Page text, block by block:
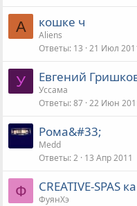
A кошке ч
Aliens
Ответы 13 21 Июл
У Евгений
Уссама
Ответы 87 22 Июн
Рома&#33;
Medd
Ответы 2 13 Апр 2011
Ф CREATIVE-SPAS
ФуянХэ